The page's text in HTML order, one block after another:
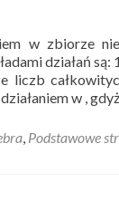
w zbiorze
działań
liczb
w ,
, Podstawowe